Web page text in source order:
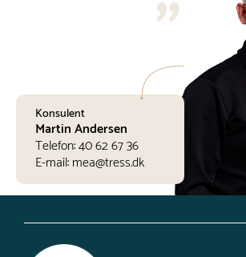
Konsulent
Martin Andersen
Telefon:40 62 67 36
E-mail:mea@tress.dk